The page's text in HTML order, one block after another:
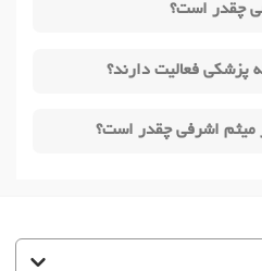
چقدر است؟
پزشکی فعالیت دارند؟
میثم اشرفی چقدر است؟